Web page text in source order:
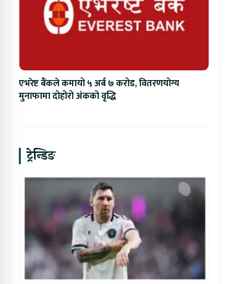
एभरेष्ट बैंकले कमायो ५ अर्ब ७ करोड, वितरणयोग्य
मुनाफामा दोहोरो अंकको वृद्धि
ट्रेन्डिङ